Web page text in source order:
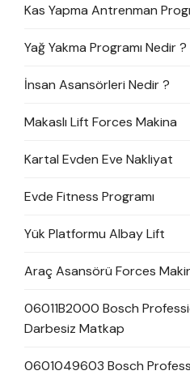
Kas Yapma Antrenman
Yağ Yakma Programı Nedir ?
İnsan Asansörleri Nedir ?
Makaslı Lift Forces Makina
Kartal Evden Eve Nakliyat
Evde Fitness Programı
Yük Platformu Albay Lift
Araç Asansörü Forces
06011B2000 Bosch
Darbesiz Matkap
0601049603 Bosch